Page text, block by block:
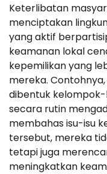
Keterlibatan
menciptakan
yang aktif
keamanan lokal
kepemilikan yang
mereka.
dibentuk
secara rutin
membahas isu-isu
tersebut, mereka
tetapi juga
meningkatkan